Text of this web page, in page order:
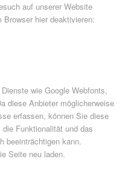
auf unserer Website
hier deaktivieren:
wie Google Webfonts,
diese Anbieter möglicherweise
erfassen, können Sie diese
Funktionalität und das
beeinträchtigen kann.
Seite neu laden.